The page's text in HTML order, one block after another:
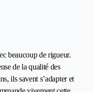
beaucoup de rigueur.
de la qualité des
ils savent s’adapter et